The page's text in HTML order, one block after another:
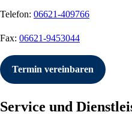
Telefon: 06621-409766
Fax: 06621-9453044
Termin vereinbaren
Service und